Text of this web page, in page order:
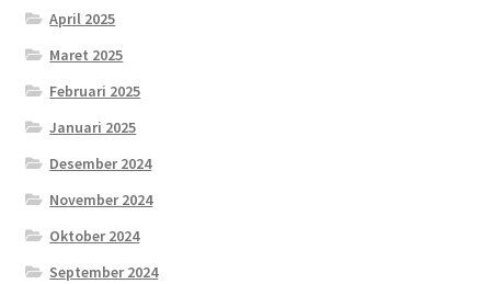
April 2025
Maret 2025
Februari 2025
Januari 2025
Desember 2024
November 2024
Oktober 2024
September 2024